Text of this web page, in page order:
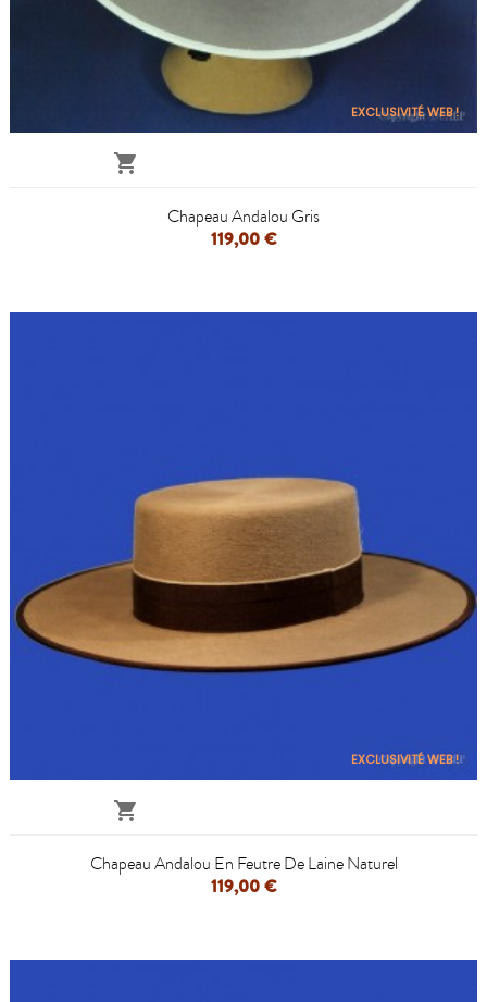
EXCLUSIVITÉ WEB !

Chapeau Andalou Gris
119,00 €
EXCLUSIVITÉ WEB !

Chapeau Andalou En Feutre De Laine Naturel
119,00 €